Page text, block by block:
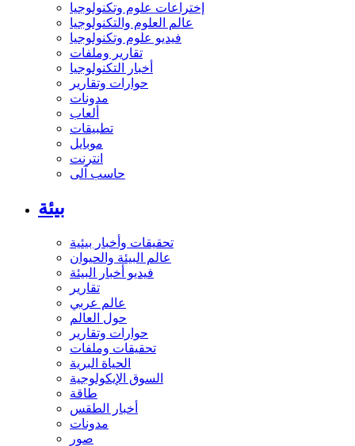
إختراعات علوم وتكنولوجيا
عالم العلوم والتكنولوجيا
فيديو علوم وتكنولوجيا
تقارير وملفات
أخبار التكنولوجيا
حوارات وتقارير
مدونات
ألعاب
تطبيقات
موبايل
انترنت
حاسب آلى
بيئة
تحقيقات وأخبار بيئية
عالم البيئة والحيوان
فيديو أخبار البيئة
تقارير
عالم عربي
حول العالم
حوارات وتقارير
تحقيقات وملفات
الحياة البرية
السوق الإيكولوجية
طاقة
أخبار الطقس
مدونات
صور